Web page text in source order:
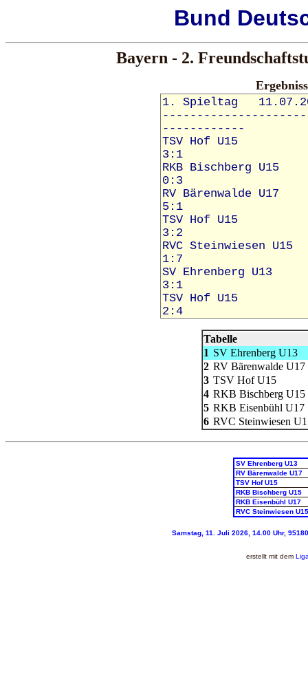
Bund
Bayern - 2.
Tabelle
1 SV Ehrenberg U13
2 RV Bärenwalde U17
3 TSV Hof U15
4 RKB Bischberg U15
5 RKB Eisenbühl U17
6 RVC Steinwiesen
SV Ehrenberg U13
RV Bärenwalde U17
TSV Hof U15
RKB Bischberg U15
RKB Eisenbühl U17
RVC Steinwiesen U15
Samstag, 11. Juli 2026, 14.00 Uhr,
erstellt mit dem